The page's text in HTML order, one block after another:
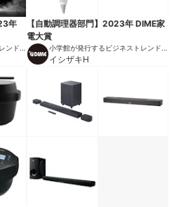
年
ンドマ
【自動調理器部門】2023年 DIME家
電大賞
小学館が発行するビジネストレンドマ
ガジン
イシザキH